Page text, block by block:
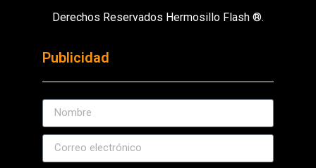
Derechos Reservados Hermosillo Flash ®.
Publicidad